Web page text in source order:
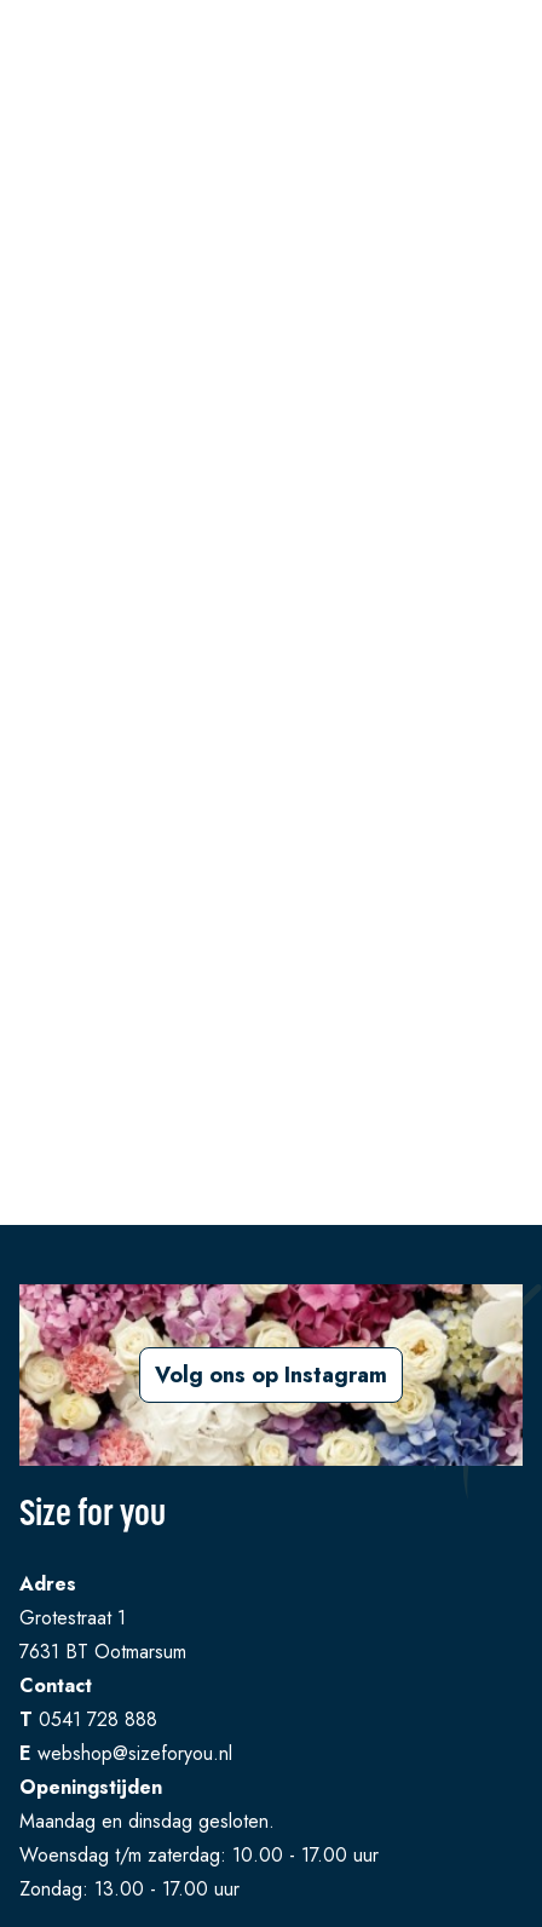
Volg ons op Instagram
Size for you
Adres
Grotestraat 1
7631 BT Ootmarsum
Contact
T 0541 728 888
E webshop@sizeforyou.nl
Openingstijden
Maandag en dinsdag gesloten.
Woensdag t/m zaterdag: 10.00 - 17.00 uur
Zondag: 13.00 - 17.00 uur